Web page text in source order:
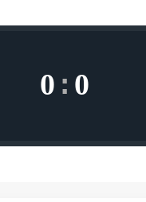
0
:
0